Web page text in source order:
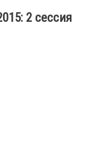
2 сессия